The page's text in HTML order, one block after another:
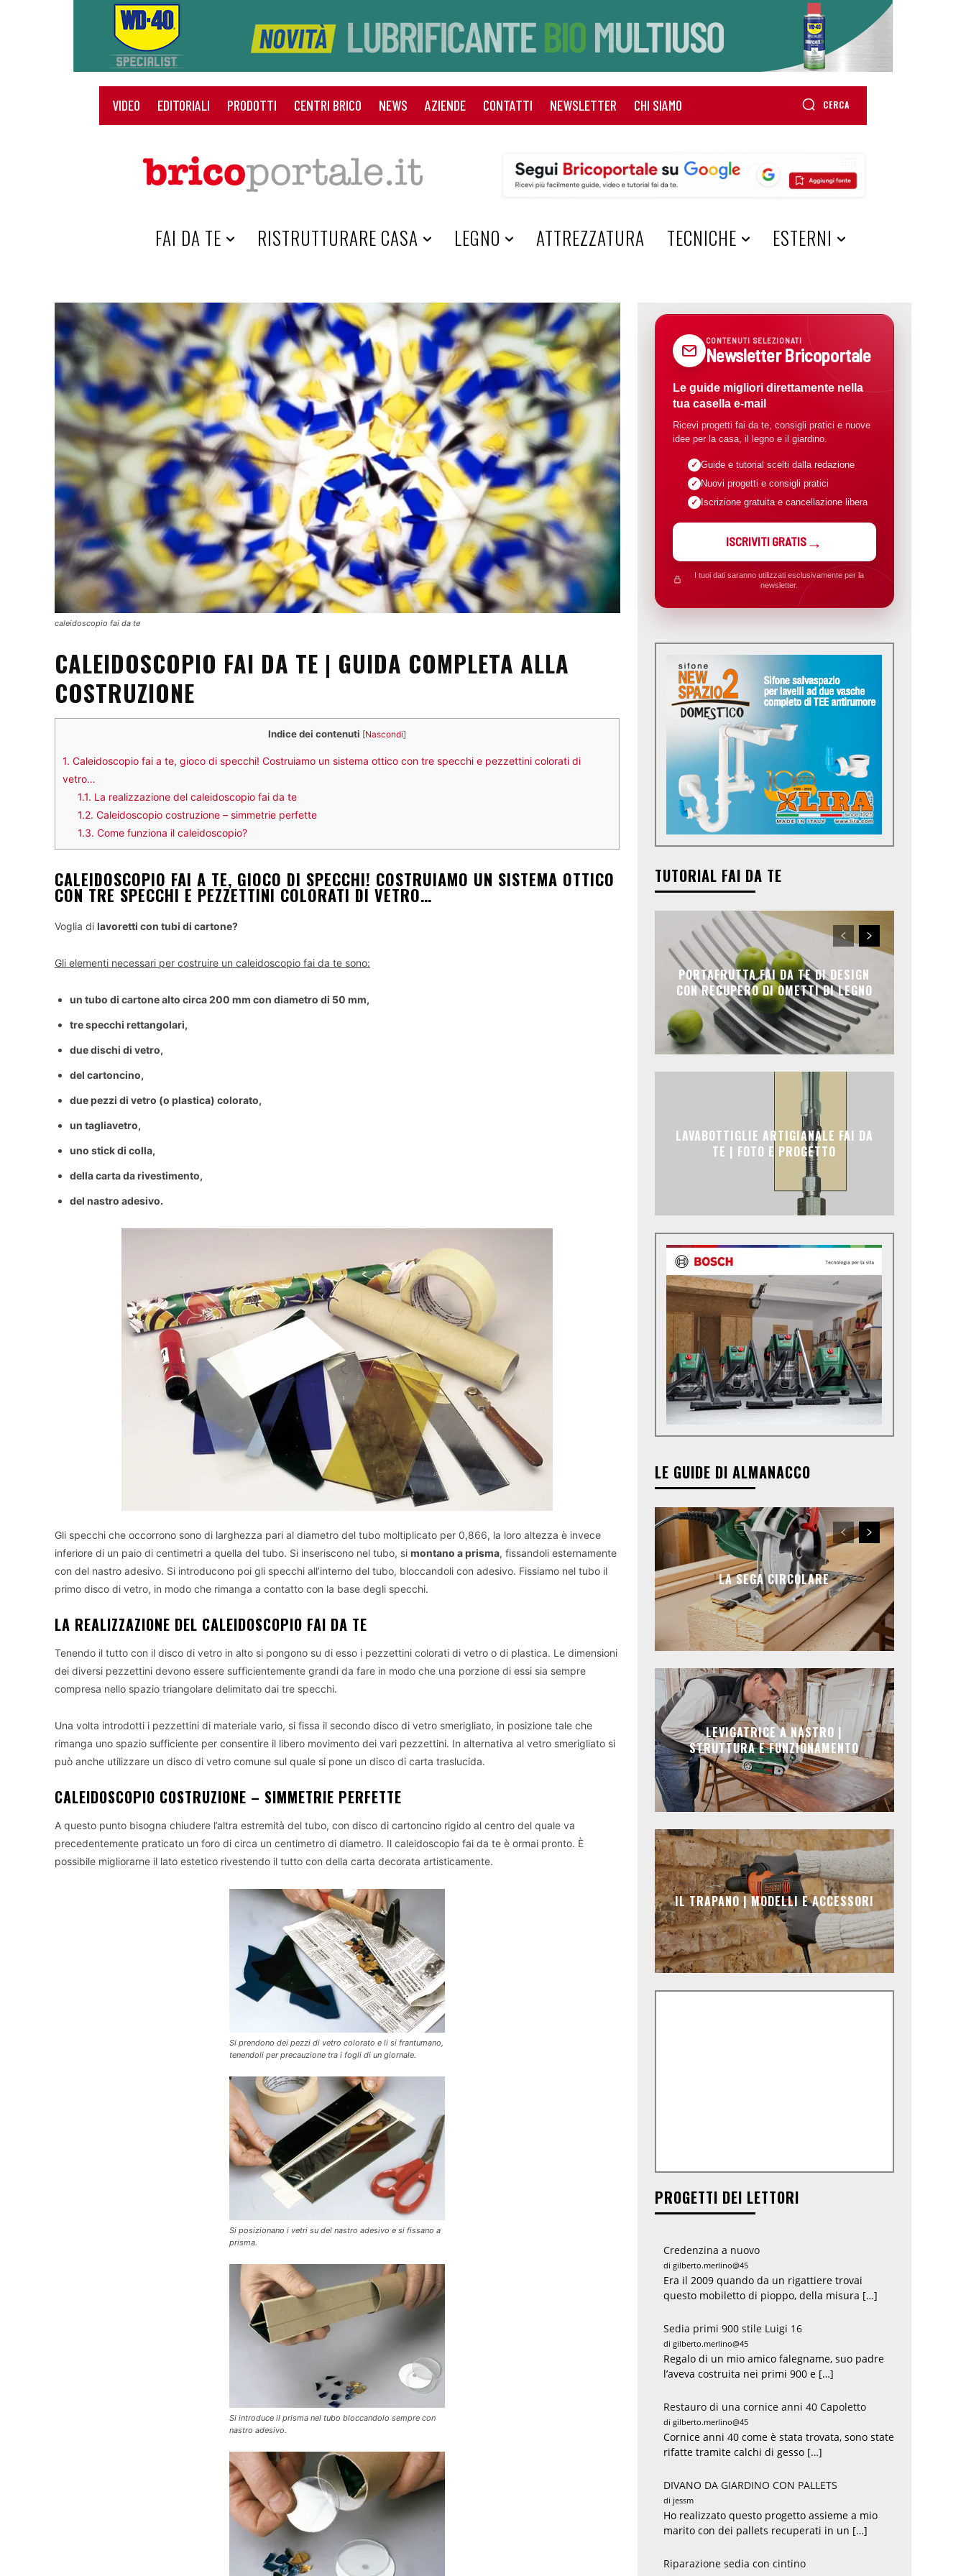
VIDEO EDITORIALI PRODOTTI CENTRI BRICO NEWS AZIENDE CONTATTI NEWSLETTER CHI SIAMO CERCA
HOME
FAI DA TE RISTRUTTURARE CASA LEGNO ATTREZZATURA TECNICHE ESTERNI
caleidoscopio fai da te
CALEIDOSCOPIO FAI DA TE | GUIDA COMPLETA ALLA
COSTRUZIONE
Indice dei contenuti [Nascondi]
1. Caleidoscopio fai a te, gioco di specchi! Costruiamo un sistema ottico con tre specchi e pezzettini colorati di
vetro…
1.1. La realizzazione del caleidoscopio fai da te
1.2. Caleidoscopio costruzione – simmetrie perfette
1.3. Come funziona il caleidoscopio?
CALEIDOSCOPIO FAI A TE, GIOCO DI SPECCHI! COSTRUIAMO UN SISTEMA OTTICO
CON TRE SPECCHI E PEZZETTINI COLORATI DI VETRO…
Voglia di lavoretti con tubi di cartone?
Gli elementi necessari per costruire un caleidoscopio fai da te sono:
un tubo di cartone alto circa 200 mm con diametro di 50 mm,
tre specchi rettangolari,
due dischi di vetro,
del cartoncino,
due pezzi di vetro (o plastica) colorato,
un tagliavetro,
uno stick di colla,
della carta da rivestimento,
del nastro adesivo.
Gli specchi che occorrono sono di larghezza pari al diametro del tubo moltiplicato per 0,866, la loro altezza è invece
inferiore di un paio di centimetri a quella del tubo. Si inseriscono nel tubo, si montano a prisma, fissandoli esternamente
con del nastro adesivo. Si introducono poi gli specchi all’interno del tubo, bloccandoli con adesivo. Fissiamo nel tubo il
primo disco di vetro, in modo che rimanga a contatto con la base degli specchi.
LA REALIZZAZIONE DEL CALEIDOSCOPIO FAI DA TE
Tenendo il tutto con il disco di vetro in alto si pongono su di esso i pezzettini colorati di vetro o di plastica. Le dimensioni
dei diversi pezzettini devono essere sufficientemente grandi da fare in modo che una porzione di essi sia sempre
compresa nello spazio triangolare delimitato dai tre specchi.
Una volta introdotti i pezzettini di materiale vario, si fissa il secondo disco di vetro smerigliato, in posizione tale che
rimanga uno spazio sufficiente per consentire il libero movimento dei vari pezzettini. In alternativa al vetro smerigliato si
può anche utilizzare un disco di vetro comune sul quale si pone un disco di carta traslucida.
CALEIDOSCOPIO COSTRUZIONE – SIMMETRIE PERFETTE
A questo punto bisogna chiudere l’altra estremità del tubo, con disco di cartoncino rigido al centro del quale va
precedentemente praticato un foro di circa un centimetro di diametro. Il caleidoscopio fai da te è ormai pronto. È
possibile migliorarne il lato estetico rivestendo il tutto con della carta decorata artisticamente.
Si prendono dei pezzi di vetro colorato e li si frantumano,
tenendoli per precauzione tra i fogli di un giornale.
Si posizionano i vetri su del nastro adesivo e si fissano a
prisma.
Si introduce il prisma nel tubo bloccandolo sempre con
nastro adesivo.
CONTENUTI SELEZIONATI
Newsletter Bricoportale
Le guide migliori direttamente nella
tua casella e-mail
Ricevi progetti fai da te, consigli pratici e nuove
idee per la casa, il legno e il giardino.
Guide e tutorial scelti dalla redazione
Nuovi progetti e consigli pratici
Iscrizione gratuita e cancellazione libera
ISCRIVITI GRATIS
I tuoi dati saranno utilizzati esclusivamente per la
newsletter.
TUTORIAL FAI DA TE
PORTAFRUTTA FAI DA TE DI DESIGN
CON RECUPERO DI OMETTI DI LEGNO
LAVABOTTIGLIE ARTIGIANALE FAI DA
TE | FOTO E PROGETTO
LE GUIDE DI ALMANACCO
LA SEGA CIRCOLARE
LEVIGATRICE A NASTRO |
STRUTTURA E FUNZIONAMENTO
IL TRAPANO | MODELLI E ACCESSORI
PROGETTI DEI LETTORI
Credenzina a nuovo
di gilberto.merlino@45
Era il 2009 quando da un rigattiere trovai
questo mobiletto di pioppo, della misura […]
Sedia primi 900 stile Luigi 16
di gilberto.merlino@45
Regalo di un mio amico falegname, suo padre
l’aveva costruita nei primi 900 e […]
Restauro di una cornice anni 40 Capoletto
di gilberto.merlino@45
Cornice anni 40 come è stata trovata, sono state
rifatte tramite calchi di gesso […]
DIVANO DA GIARDINO CON PALLETS
di jessm
Ho realizzato questo progetto assieme a mio
marito con dei pallets recuperati in un […]
Riparazione sedia con cintino